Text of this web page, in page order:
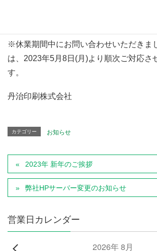
※休業期間中にお問い合わせいただきま
は、2023年5月8日(月)より順次ご対応さ
す。
丹治印刷株式会社
カテゴリー お知らせ
2023年 新年のご挨拶
弊社HPサーバー変更のお知らせ
営業日カレンダー
2026年 8月